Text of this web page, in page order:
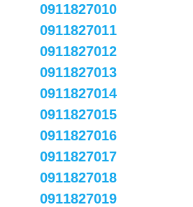
0911827010
0911827011
0911827012
0911827013
0911827014
0911827015
0911827016
0911827017
0911827018
0911827019